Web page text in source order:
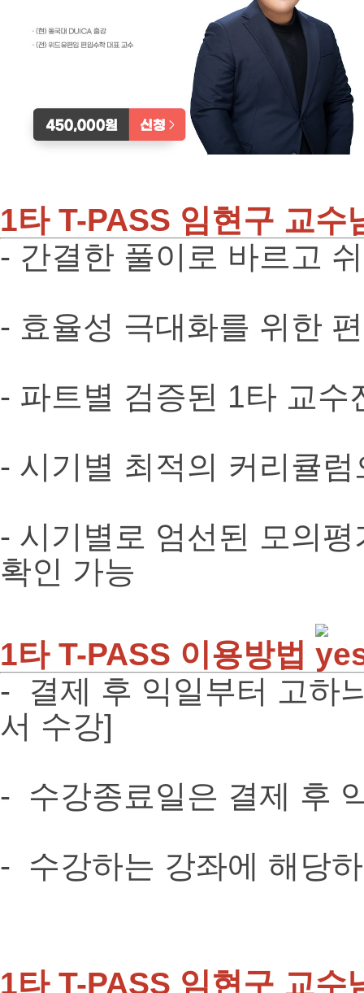
1타 T-PASS 임현구 교
- 간결한 풀이로 바르고
- 효율성 극대화를 위한
- 파트별 검증된 1타 교수
- 시기별 최적의 커리큘
- 시기별로 엄선된 모의
확인 가능
1타 T-PASS 이용방법
- 결제 후 익일부터 고하
서 수강]
- 수강종료일은 결제 후
- 수강하는 강좌에 해당
1타 T-PASS 임현구 교